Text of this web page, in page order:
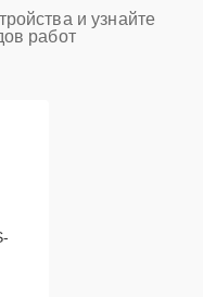
и узнайте
работ